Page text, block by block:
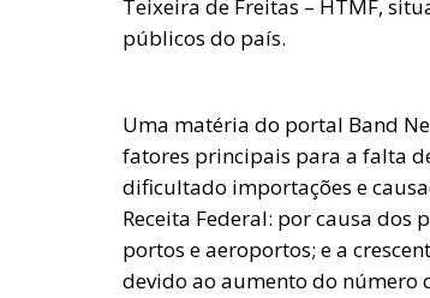
Teixeira de Freitas – HTMF,
públicos do país.
Uma matéria do portal Band
fatores principais para a falta
dificultado importações e
Receita Federal: por causa
portos e aeroportos; e a
devido ao aumento do número